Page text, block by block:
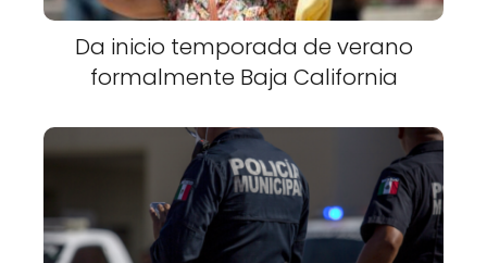
Da inicio temporada de verano
formalmente Baja California